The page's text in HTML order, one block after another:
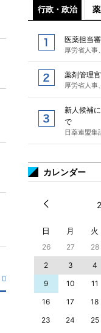
行政・政治
医薬担当
厚労省人事
薬剤管理
厚労省人事
新人候補
で
日薬連盟集
カレンダー
日 月 火
26 27 28
2
3 4
9
10 11
16
17 18
23
24 25